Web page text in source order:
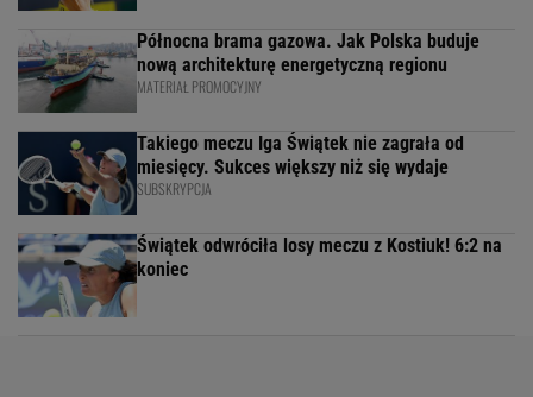
Północna brama gazowa. Jak Polska buduje
nową architekturę energetyczną regionu
MATERIAŁ PROMOCYJNY
Takiego meczu Iga Świątek nie zagrała od
miesięcy. Sukces większy niż się wydaje
SUBSKRYPCJA
Świątek odwróciła losy meczu z Kostiuk! 6:2 na
koniec